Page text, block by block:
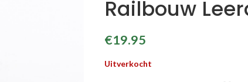
Railbouw
€19.95
Uitverkocht